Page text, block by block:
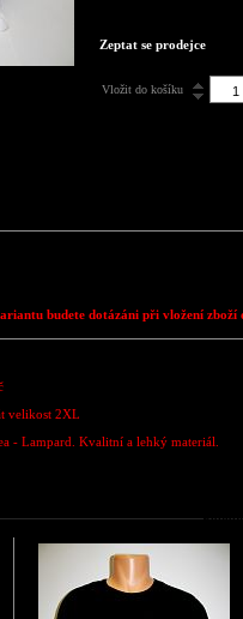
Zeptat se prodejce
Vložit do košíku
budete dotázáni při vložení zboží
velikost 2XL
- Lampard. Kvalitní a lehký materiál.